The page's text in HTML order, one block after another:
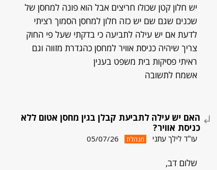
יש חלון קטן שכולו חריצים אבל הוא פונה למחסן של
שכנים שגם שם יש כזה חלון למחסן הסמוך רציתי
לדעת אם יש עילה לתביעה כי בדקתי שעל פי החוק
צריך שיהיה כניסת אוויר למחסן כהגדרת מזווה וגם
ראיתי פסיקות בית משפט בענין
אשמח לתשובה
האם יש עילה לתביעת קבלן בגין מחסן אטום ללא
כניסת אוויר?
עו"ד לילך עתני מנהלת 05/07/26
שלום דב,